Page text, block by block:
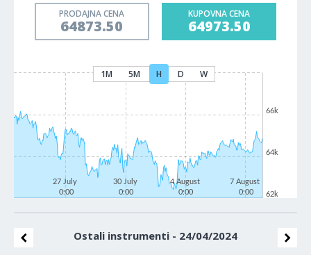
PRODAJNA CENA
64873.50
KUPOVNA CENA
64973.50
1M 5M H D W
27 July
0:00
30 July
0:00
4 August
0:00
7 August
0:00
62k
64k
66k
Ostali instrumenti - 24/04/2024